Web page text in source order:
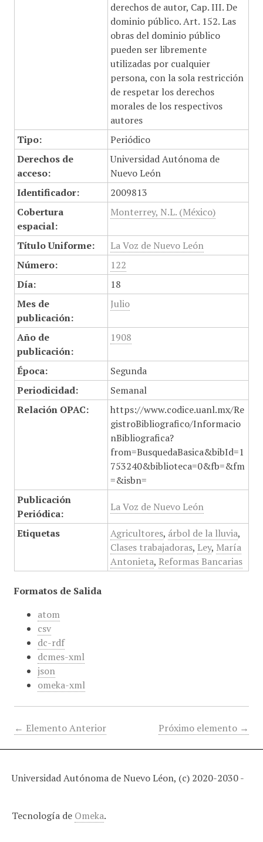
derechos de autor, Cap. III. De
dominio público. Art. 152. Las
obras del dominio público
pueden ser libremente
utilizadas por cualquier
persona, con la sola restricción
de respetar los derechos
morales de los respectivos
autores
Tipo:
Periódico
Derechos de
acceso:
Universidad Autónoma de
Nuevo León
Identificador:
2009813
Cobertura
espacial:
Monterrey, N.L. (México)
Título Uniforme:
La Voz de Nuevo León
Número:
122
Día:
18
Mes de
publicación:
Julio
Año de
publicación:
1908
Época:
Segunda
Periodicidad:
Semanal
Relación OPAC:
https://www.codice.uanl.mx/Re
gistroBibliografico/Informacio
nBibliografica?
from=BusquedaBasica&bibId=1
753240&biblioteca=0&fb=&fm
=&isbn=
Publicación
Periódica:
La Voz de Nuevo León
Etiquetas Agricultores, árbol de la lluvia,
Clases trabajadoras, Ley, María
Antonieta, Reformas Bancarias
Formatos de Salida
atom
csv
dc-rdf
dcmes-xml
json
omeka-xml
← Elemento Anterior Próximo elemento →
Universidad Autónoma de Nuevo Léon, (c) 2020-2030 -
Tecnología de Omeka.